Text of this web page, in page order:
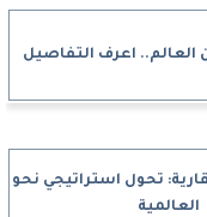
العالم.. اعرف التفاصيل
تحول استراتيجي نحو
العالمية